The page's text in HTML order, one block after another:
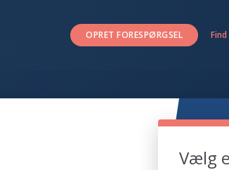
OPRET FORESPØRGSEL
Vælg